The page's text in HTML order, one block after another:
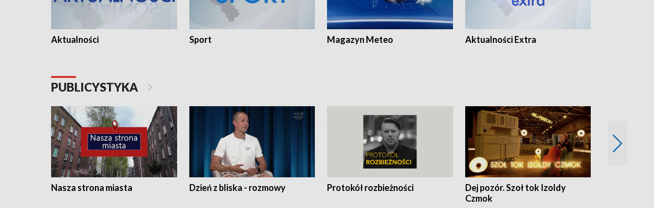
Aktualności Sport Magazyn Meteo Aktualności Extra
PUBLICYSTYKA
Nasza strona miasta Dzień z bliska - rozmowy Protokół rozbieżności
Dej pozór. Szoł tok Izoldy
Czmok